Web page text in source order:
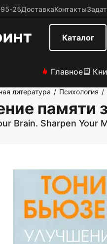
25ДоставкаКонтакты
Каталог
Главное
литература / Психология /
памяти
Brain. Sharpen Your